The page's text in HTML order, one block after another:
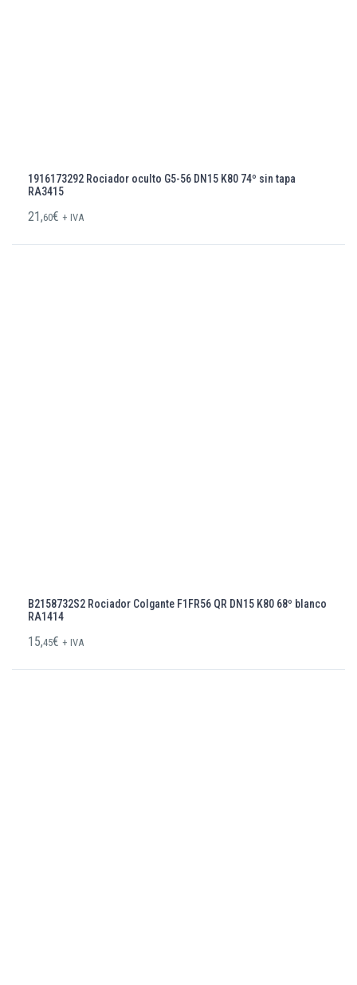
1916173292 Rociador oculto G5-56 DN15 K80 74º sin tapa
RA3415
21,60€ + IVA
B2158732S2 Rociador Colgante F1FR56 QR DN15 K80 68º blanco
RA1414
15,45€ + IVA